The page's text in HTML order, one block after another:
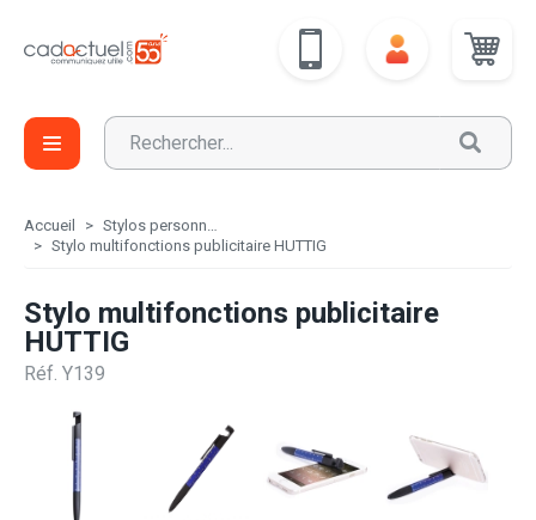
Accueil
Stylos personnalisés
Stylo multifonctions publicitaire HUTTIG
Stylo multifonctions publicitaire
HUTTIG
Réf. Y139